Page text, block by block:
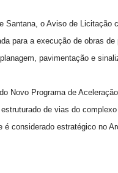
Santana, o Aviso de Licitação
para a execução de obras
pavimentação e
Novo Programa de
de vias do
considerado estratégico no